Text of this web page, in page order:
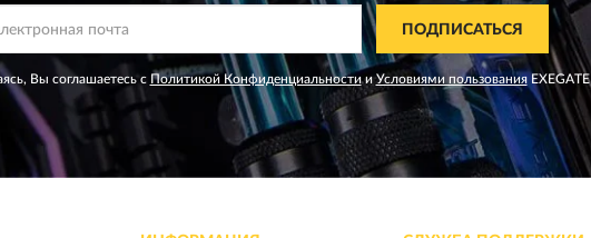
ПОДПИСАТЬСЯ
Вы соглашаетесь с Политикой Конфиденциальности иУсловиями пользованияEXEGATE